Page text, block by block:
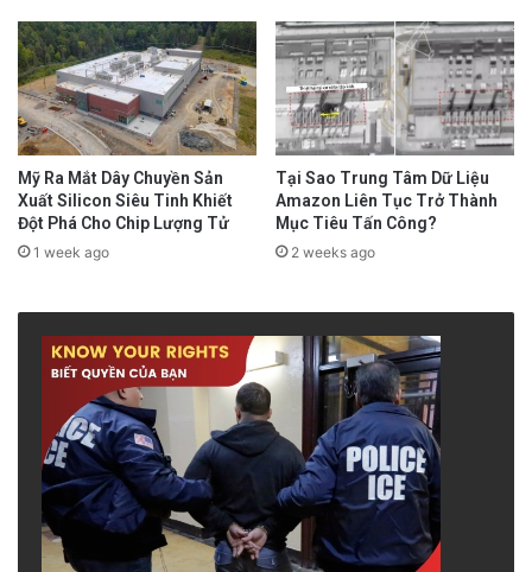
Mỹ Ra Mắt Dây Chuyền Sản
Xuất Silicon Siêu Tinh Khiết
Đột Phá Cho Chip Lượng Tử
1 week ago
Tại Sao Trung Tâm Dữ Liệu
Amazon Liên Tục Trở Thành
Mục Tiêu Tấn Công?
2 weeks ago